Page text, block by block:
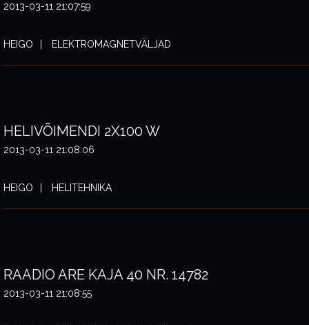
2013-03-11 21:07:59
HEIGO ELEKTROMAGNETVÄLJAD
HELIVÕIMENDI 2X100 W
2013-03-11 21:08:06
HEIGO HELITEHNIKA
RAADIO ARE KAJA 40 NR. 14782
2013-03-11 21:08:55